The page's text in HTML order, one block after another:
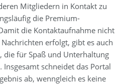
Mitgliedern in Kontakt zu
die Premium-
die Kontaktaufnahme nicht
erfolgt, gibt es auch
die für Spaß und Unterhaltung
schneidet das Portal
ab, wenngleich es keine